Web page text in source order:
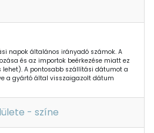
napok általános irányadó számok. A
és az importok beérkezése miatt ez
A pontosabb szállítási dátumot a
a gyártó által visszaigazolt dátum
- színe